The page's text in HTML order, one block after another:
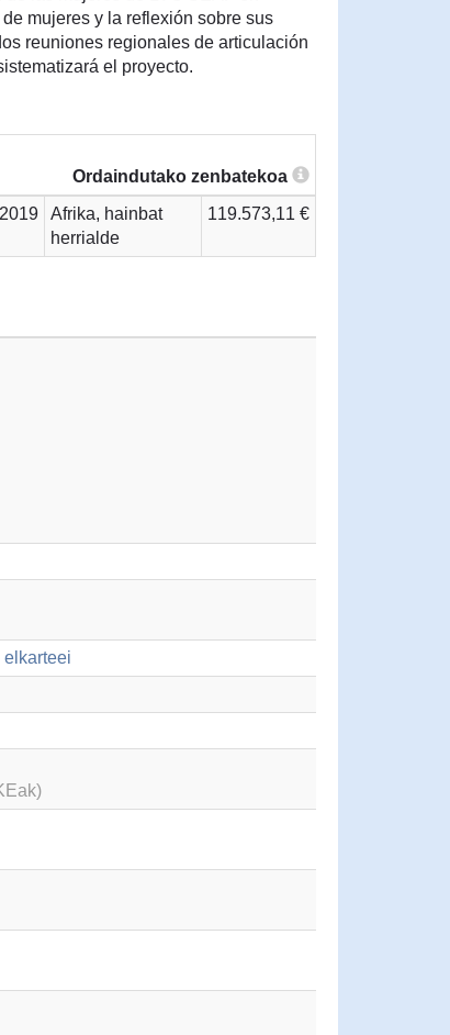
mujeres y la reflexión sobre sus
reuniones regionales de articulación
el proyecto.
Ordaindutako zenbatekoa
2019
Afrika, hainbat
herrialde
119.573,11 €